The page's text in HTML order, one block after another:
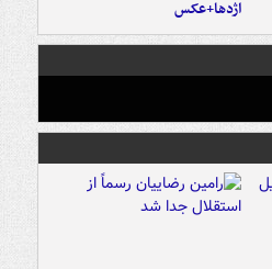
اژدها+عکس